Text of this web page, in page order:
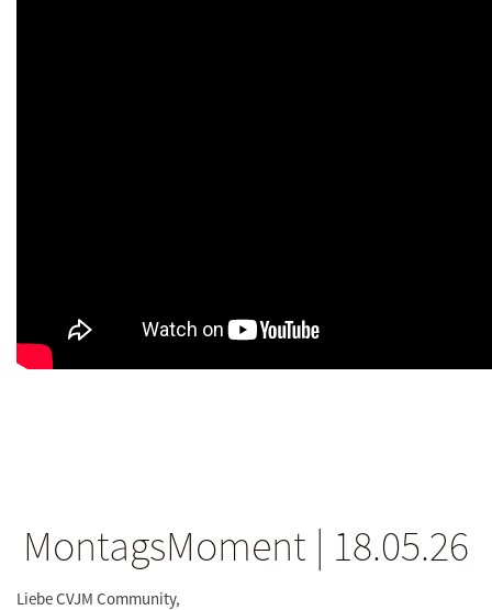
MontagsMoment | 18.05.26
Liebe CVJM Community,